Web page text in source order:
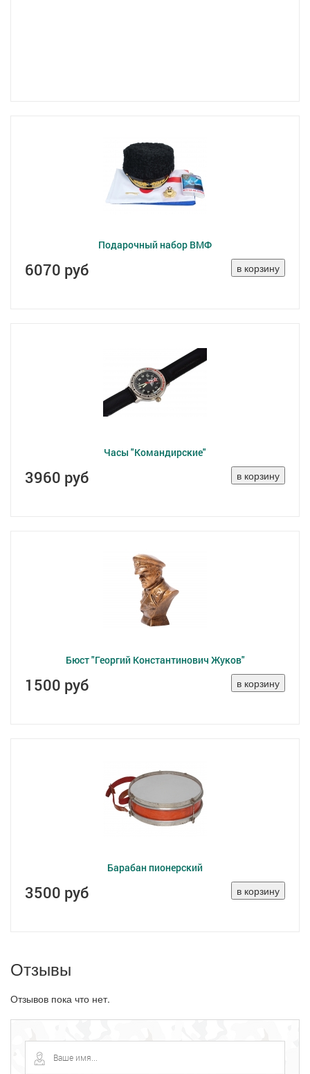
Подарочный набор ВМФ
6070 руб
Часы "Командирские"
3960 руб
Бюст "Георгий Константинович Жуков"
1500 руб
Барабан пионерский
3500 руб
Отзывы
Отзывов пока что нет.